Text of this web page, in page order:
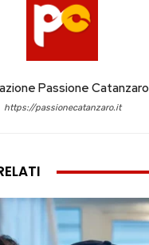
Passione Catanzaro
https://passionecatanzaro.it